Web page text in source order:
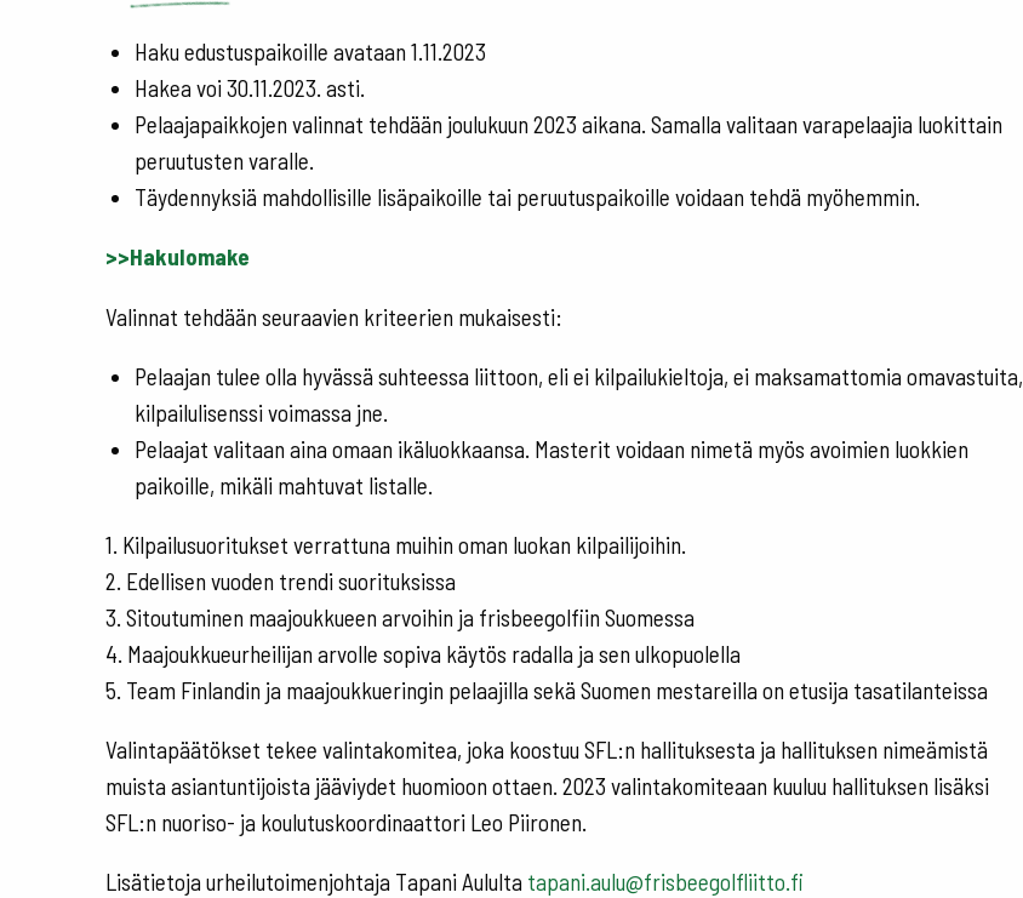
Haku edustuspaikoille avataan 1.11.2023
Hakea voi 30.11.2023. asti.
Pelaajapaikkojen valinnat tehdään joulukuun 2023 aikana. Samalla valitaan varapelaajia luokittain
peruutusten varalle.
Täydennyksiä mahdollisille lisäpaikoille tai peruutuspaikoille voidaan tehdä myöhemmin.
>>Hakulomake
Valinnat tehdään seuraavien kriteerien mukaisesti:
Pelaajan tulee olla hyvässä suhteessa liittoon, eli ei kilpailukieltoja, ei maksamattomia omavastuita,
kilpailulisenssi voimassa jne.
Pelaajat valitaan aina omaan ikäluokkaansa. Masterit voidaan nimetä myös avoimien luokkien
paikoille, mikäli mahtuvat listalle.
1. Kilpailusuoritukset verrattuna muihin oman luokan kilpailijoihin.
2. Edellisen vuoden trendi suorituksissa
3. Sitoutuminen maajoukkueen arvoihin ja frisbeegolfiin Suomessa
4. Maajoukkueurheilijan arvolle sopiva käytös radalla ja sen ulkopuolella
5. Team Finlandin ja maajoukkueringin pelaajilla sekä Suomen mestareilla on etusija tasatilanteissa
Valintapäätökset tekee valintakomitea, joka koostuu SFL:n hallituksesta ja hallituksen nimeämistä
muista asiantuntijoista jääviydet huomioon ottaen. 2023 valintakomiteaan kuuluu hallituksen lisäksi
SFL:n nuoriso- ja koulutuskoordinaattori Leo Piironen.
Lisätietoja urheilutoimenjohtaja Tapani Aululta tapani.aulu@frisbeegolfliitto.fi